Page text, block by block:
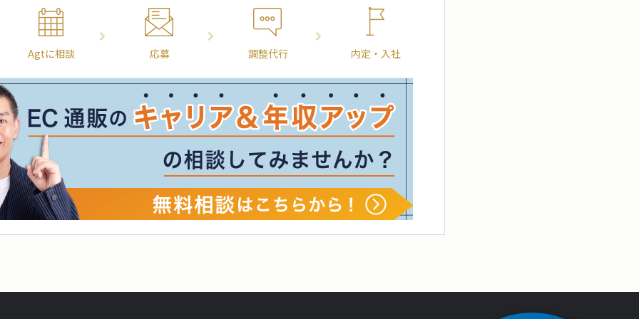
Agtに相談 応募 調整代行 内定・入社